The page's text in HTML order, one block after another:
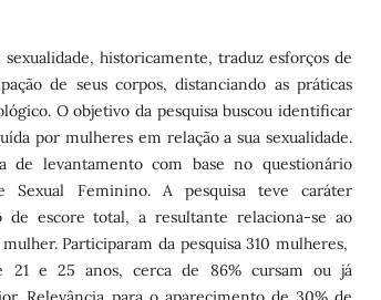
historicamente, traduz esforços de
de seus corpos, distanciando as práticas
O objetivo da pesquisa buscou identificar
por mulheres em relação a sua sexualidade.
de levantamento com base no questionário
Sexual Feminino. A pesquisa teve caráter
de escore total, a resultante relaciona-se ao
Participaram da pesquisa 310 mulheres,
21 e 25 anos, cerca de 86% cursam ou já